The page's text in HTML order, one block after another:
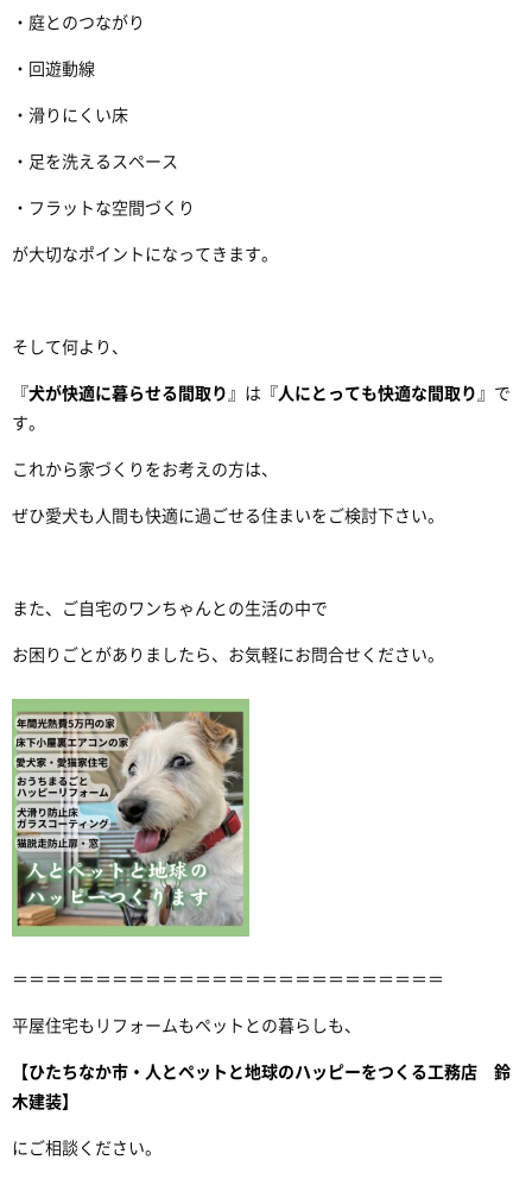
・庭とのつながり
・回遊動線
・滑りにくい床
・足を洗えるスペース
・フラットな空間づくり
が大切なポイントになってきます。
そして何より、
『犬が快適に暮らせる間取り 』は『 人にとっても快適な間取り 』で
す。
これから家づくりをお考えの方は、
ぜひ愛犬も人間も快適に過ごせる住まいをご検討下さい。
また、ご自宅のワンちゃんとの生活の中で
お困りごとがありましたら、お気軽にお問合せください。
＝＝＝＝＝＝＝＝＝＝＝＝＝＝＝＝＝＝＝＝＝＝＝＝＝＝
平屋住宅もリフォームもペットとの暮らしも、
【ひたちなか市・人とペットと地球のハッピーをつくる工務店 鈴
木建装】
にご相談ください。